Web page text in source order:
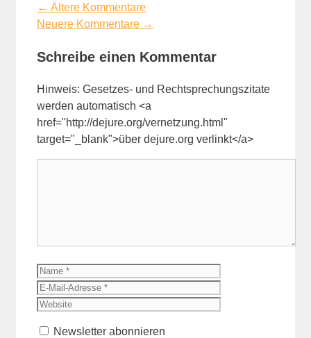
Kommentarnavigation
← Ältere Kommentare
Neuere Kommentare →
Schreibe einen Kommentar
Hinweis: Gesetzes- und Rechtsprechungszitate
werden automatisch <a
href="http://dejure.org/vernetzung.html"
target="_blank">über dejure.org verlinkt</a>
Name
Newsletter abonnieren